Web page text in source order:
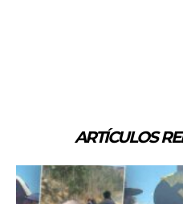
ARTÍCULOS